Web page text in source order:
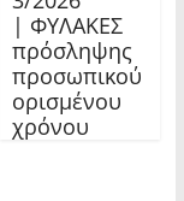
| ΦΥΛΑΚΕΣ
πρόσληψης
προσωπικού
ορισμένου
χρόνου